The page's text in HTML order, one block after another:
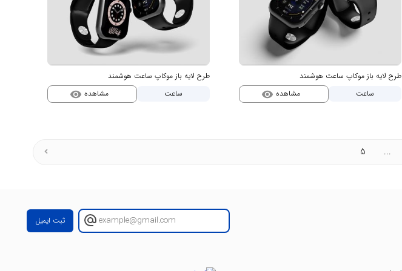
طرح لایه باز موکاپ ساعت هوشمند
ساعت
مشاهده visibility
طرح لایه باز موکاپ ساعت هوشمند
ساعت
مشاهده visibility
...
5
ثبت ایمیل